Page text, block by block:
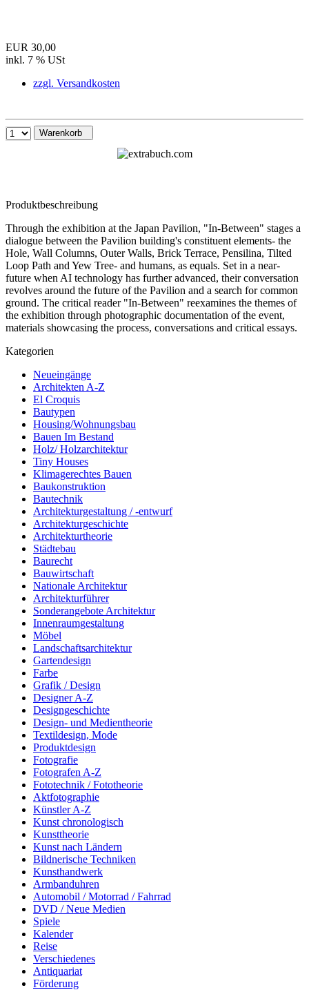
EUR 30,00
inkl. 7 % USt
zzgl. Versandkosten
Warenkorb
Produktbeschreibung
Through the exhibition at the Japan Pavilion, "In-Between" stages a
dialogue between the Pavilion building's constituent elements- the
Hole, Wall Columns, Outer Walls, Brick Terrace, Pensilina, Tilted
Loop Path and Yew Tree- and humans, as equals. Set in a near-
future when AI technology has further advanced, their conversation
revolves around the future of the Pavilion and a search for common
ground. The critical reader "In-Between" reexamines the themes of
the exhibition through photographic documentation of the event,
materials showcasing the process, conversations and critical essays.
Kategorien
Neueingänge
Architekten A-Z
El Croquis
Bautypen
Housing/Wohnungsbau
Bauen Im Bestand
Holz/ Holzarchitektur
Tiny Houses
Klimagerechtes Bauen
Baukonstruktion
Bautechnik
Architekturgestaltung / -entwurf
Architekturgeschichte
Architekturtheorie
Städtebau
Baurecht
Bauwirtschaft
Nationale Architektur
Architekturführer
Sonderangebote Architektur
Innenraumgestaltung
Möbel
Landschaftsarchitektur
Gartendesign
Farbe
Grafik / Design
Designer A-Z
Designgeschichte
Design- und Medientheorie
Textildesign, Mode
Produktdesign
Fotografie
Fotografen A-Z
Fototechnik / Fototheorie
Aktfotographie
Künstler A-Z
Kunst chronologisch
Kunsttheorie
Kunst nach Ländern
Bildnerische Techniken
Kunsthandwerk
Armbanduhren
Automobil / Motorrad / Fahrrad
DVD / Neue Medien
Spiele
Kalender
Reise
Verschiedenes
Antiquariat
Förderung